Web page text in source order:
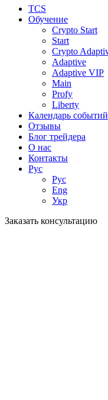
TCS
Обучение
Crypto Start
Start
Crypto
Adaptive
Adaptive VIP
Main
Profy
Liberty
Календарь событий
Отзывы
Блог трейдера
О нас
Контакты
Рус
Рус
Eng
Укр
Заказать консультацию